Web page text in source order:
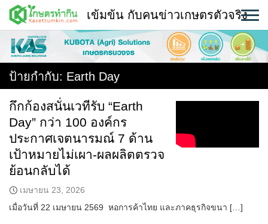
Skip
content
พืช
หน้าแรก
แวดวงเกษตร
ใคร ทำอะไร ที่ไหน
สถานีข่าววันนี้
เข้มข้น กับคนข่าวเกษตรตัวจริง
ป้ายกำกับ: Earth Day
กึกก้องสนั่นเวทีรับ “Earth
Day” กว่า 100 องค์กร
ประกาศเจตนารมณ์ 7 ด้าน
เป้าหมายไม่เผา-ผลผลิตตรวจ
ย้อนกลับได้
เมษายน 23, 2026
เมื่อวันที่ 22 เมษายน 2569 หอการค้าไทย และภาคธุรกิจขนา […]